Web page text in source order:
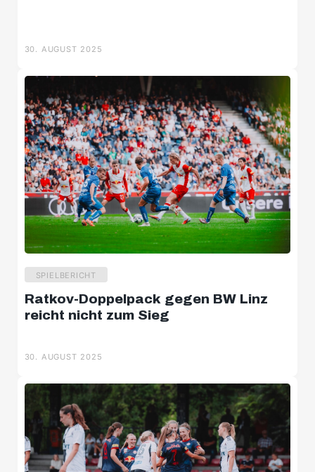
30. AUGUST 2025
SPIELBERICHT
Ratkov-Doppelpack gegen BW Linz
reicht nicht zum Sieg
30. AUGUST 2025